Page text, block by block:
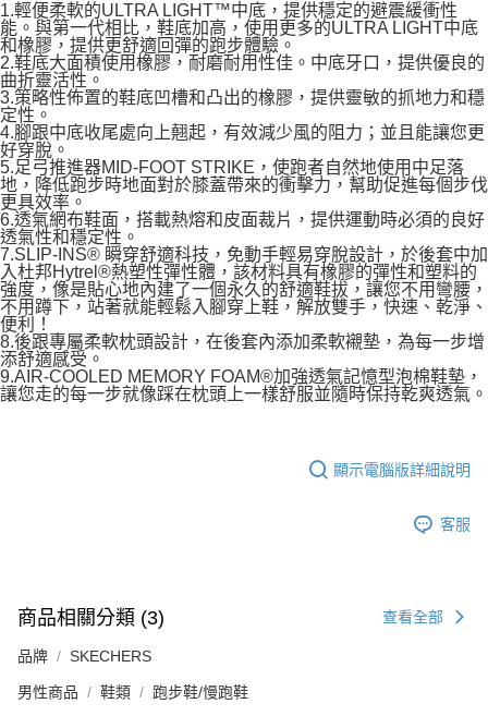
1.輕便柔軟的ULTRA LIGHT™中底，提供穩定的避震緩衝性
能。與第一代相比，鞋底加高，使用更多的ULTRA LIGHT中底
和橡膠，提供更舒適回彈的跑步體驗。
2.鞋底大面積使用橡膠，耐磨耐用性佳。中底牙口，提供優良的
曲折靈活性。
3.策略性佈置的鞋底凹槽和凸出的橡膠，提供靈敏的抓地力和穩
定性。
4.腳跟中底收尾處向上翹起，有效減少風的阻力；並且能讓您更
好穿脫。
5.足弓推進器MID-FOOT STRIKE，使跑者自然地使用中足落
地，降低跑步時地面對於膝蓋帶來的衝擊力，幫助促進每個步伐
更具效率。
6.透氣網布鞋面，搭載熱熔和皮面裁片，提供運動時必須的良好
透氣性和穩定性。
7.SLIP-INS® 瞬穿舒適科技，免動手輕易穿脫設計，於後套中加
入杜邦Hytrel®熱塑性彈性體，該材料具有橡膠的彈性和塑料的
強度，像是貼心地內建了一個永久的舒適鞋拔，讓您不用彎腰，
不用蹲下，站著就能輕鬆入腳穿上鞋，解放雙手，快速、乾淨、
便利！
8.後跟專屬柔軟枕頭設計，在後套內添加柔軟襯墊，為每一步增
添舒適感受。
9.AIR-COOLED MEMORY FOAM®加強透氣記憶型泡棉鞋墊，
讓您走的每一步就像踩在枕頭上一樣舒服並隨時保持乾爽透氣。
顯示電腦版詳細說明
客服
商品相關分類 (3) 查看全部
品牌 SKECHERS
男性商品 鞋類 跑步鞋/慢跑鞋